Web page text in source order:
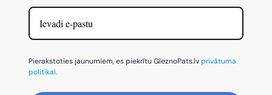
Pierakstoties jaunumiem, es piekrītu GleznoPats.lvprivātuma
politikai.